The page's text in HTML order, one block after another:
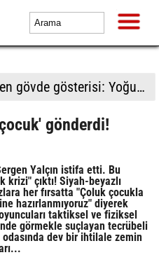
BTP Kocaeli'den Darıca çıkarması: Esnaf ve derneklerden yoğun ilgi
gönderdi!
Yalçın istifa etti. Bu
krizi" çıktı! Siyah-beyazlı
her fırsatta "Çoluk çocukla
hazırlanmıyoruz" diyerek
taktiksel ve fiziksel
görmekle suçlayan tecrübeli
dev bir ihtilale zemin